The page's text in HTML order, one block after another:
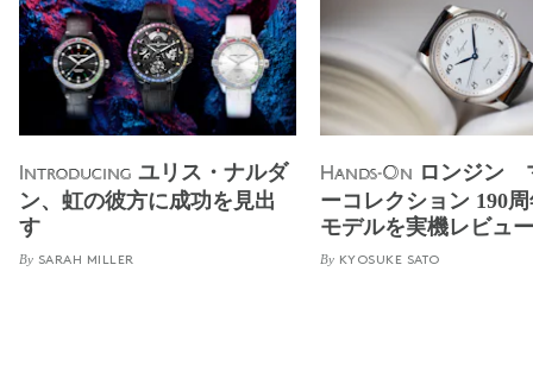
Introducing ユリス・ナルダ
ン、虹の彼方に成功を見出
す
By SARAH MILLER
Hands-On ロンジン
ーコレクション 190
モデルを実機レビュー
By KYOSUKE SATO